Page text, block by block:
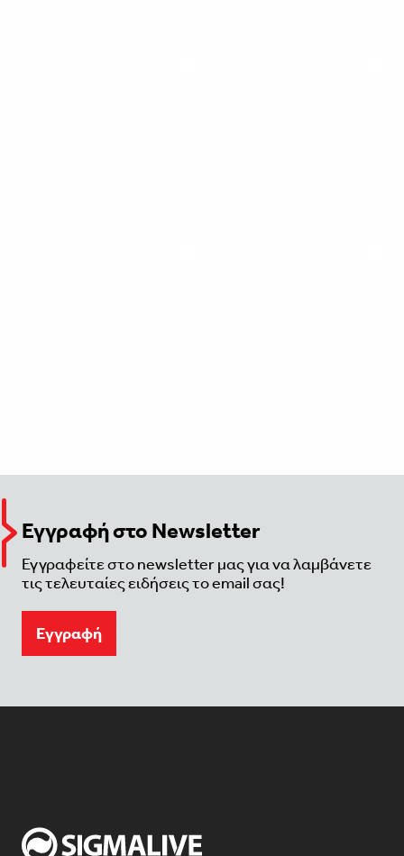
Εγγραφή στο Newsletter
Εγγραφείτε στο newsletter μας για να λαμβάνετε
τις τελευταίες ειδήσεις το email σας!
Eγγραφή